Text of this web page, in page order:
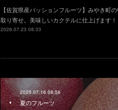
【佐賀県産パッションフルーツ】みやき町
取り寄せ。美味しいカクテルに仕上げます！
2026.07.23 08:33
2025.07.16 08:56
夏のフルーツ